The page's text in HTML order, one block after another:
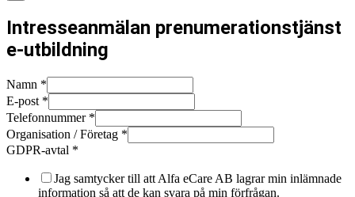
Intresseanmälan prenumerationstjänst
e-utbildning
Namn *
E-post *
Telefonnummer *
Organisation / Företag *
GDPR-avtal *
Jag samtycker till att Alfa eCare AB lagrar min inlämnade
information så att de kan svara på min förfrågan.